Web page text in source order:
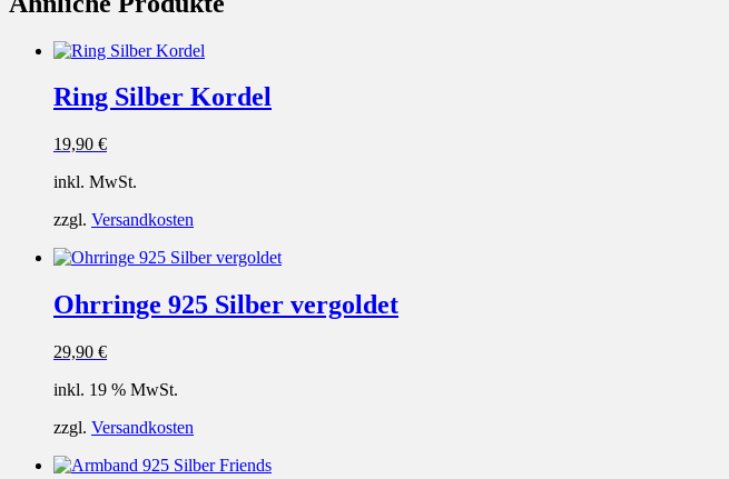
Ring Silber Kordel
19,90 €
inkl. MwSt.
zzgl. Versandkosten
Ohrringe 925 Silber vergoldet
29,90 €
inkl. 19 % MwSt.
zzgl. Versandkosten